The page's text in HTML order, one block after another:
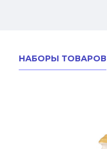
НАБОРЫ ТОВАРОВ